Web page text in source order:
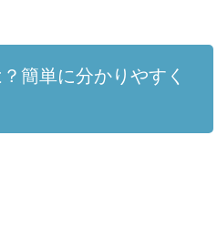
簡単に分かりやすく